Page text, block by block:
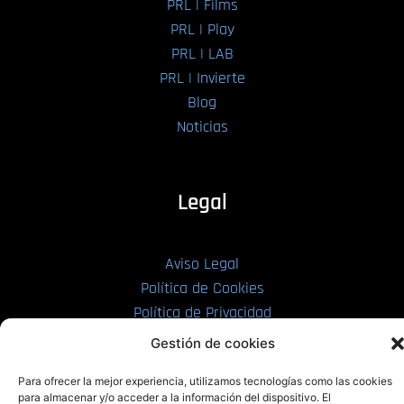
Gestión de cookies
Para ofrecer la mejor experiencia, utilizamos tecnologías como las cookies
para almacenar y/o acceder a la información del dispositivo. El
PRL | Films
PRL | Play
PRL | LAB
PRL | Invierte
Blog
Noticias
Legal
Aviso Legal
Política de Cookies
Política de Privacidad